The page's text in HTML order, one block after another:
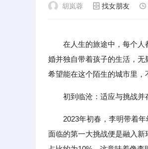
胡岚蓉 找女朋友
在人生的旅途中，每个
婚并独自带着孩子的生活，
希望能在这个陌生的城市里，
初到临沧：适应与挑战并
2023年初春，李明带着
面临的第一大挑战便是融入